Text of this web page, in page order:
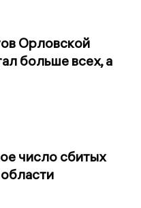
Орловской
больше всех, а
число сбитых